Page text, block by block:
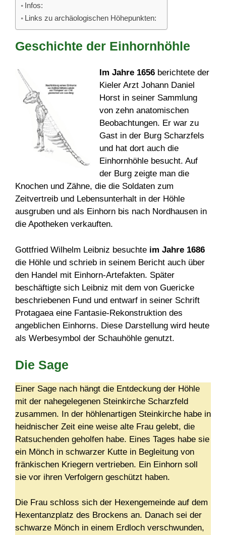
Infos:
Links zu archäologischen Höhepunkten:
Geschichte der Einhornhöhle
Im Jahre 1656 berichtete der
Kieler Arzt Johann Daniel
Horst in seiner Sammlung
von zehn anatomischen
Beobachtungen. Er war zu
Gast in der Burg Scharzfels
und hat dort auch die
Einhornhöhle besucht. Auf
der Burg zeigte man die
Knochen und Zähne, die die Soldaten zum
Zeitvertreib und Lebensunterhalt in der Höhle
ausgruben und als Einhorn bis nach Nordhausen in
die Apotheken verkauften.
Gottfried Wilhelm Leibniz besuchte im Jahre 1686
die Höhle und schrieb in seinem Bericht auch über
den Handel mit Einhorn-Artefakten. Später
beschäftigte sich Leibniz mit dem von Guericke
beschriebenen Fund und entwarf in seiner Schrift
Protagaea eine Fantasie-Rekonstruktion des
angeblichen Einhorns. Diese Darstellung wird heute
als Werbesymbol der Schauhöhle genutzt.
Die Sage
Einer Sage nach hängt die Entdeckung der Höhle
mit der nahegelegenen Steinkirche Scharzfeld
zusammen. In der höhlenartigen Steinkirche habe in
heidnischer Zeit eine weise alte Frau gelebt, die
Ratsuchenden geholfen habe. Eines Tages habe sie
ein Mönch in schwarzer Kutte in Begleitung von
fränkischen Kriegern vertrieben. Ein Einhorn soll
sie vor ihren Verfolgern geschützt haben.
Die Frau schloss sich der Hexengemeinde auf dem
Hexentanzplatz des Brockens an. Danach sei der
schwarze Mönch in einem Erdloch verschwunden,